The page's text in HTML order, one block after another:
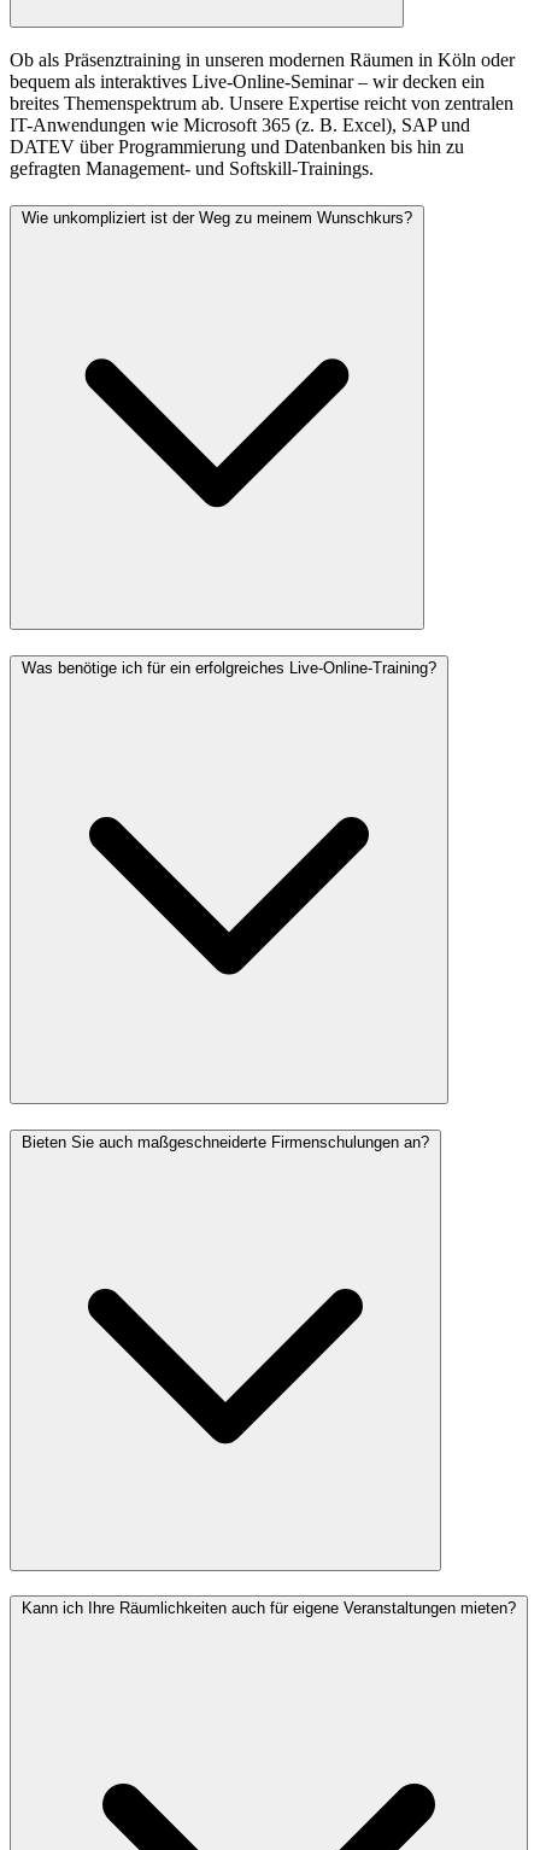
Ob als Präsenztraining in unseren modernen Räumen in Köln oder
bequem als interaktives Live-Online-Seminar – wir decken ein
breites Themenspektrum ab. Unsere Expertise reicht von zentralen
IT-Anwendungen wie Microsoft 365 (z. B. Excel), SAP und
DATEV über Programmierung und Datenbanken bis hin zu
gefragten Management- und Softskill-Trainings.
Wie unkompliziert ist der Weg zu meinem Wunschkurs?
Was benötige ich für ein erfolgreiches Live-Online-Training?
Bieten Sie auch maßgeschneiderte Firmenschulungen an?
Kann ich Ihre Räumlichkeiten auch für eigene Veranstaltungen mieten?